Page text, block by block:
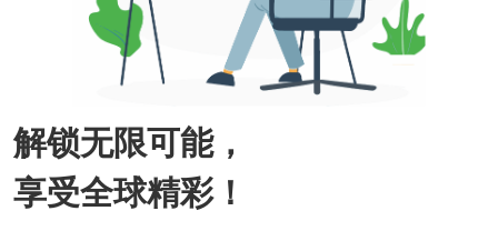
解锁无限可能，
享受全球精彩！